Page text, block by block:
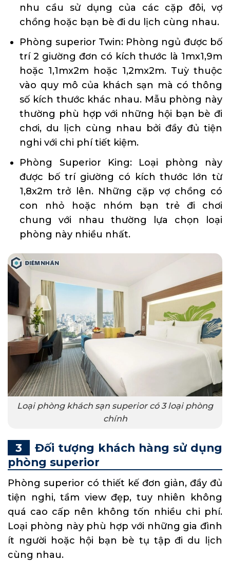
nhu cầu sử dụng của các cặp đôi, vợ
chồng hoặc bạn bè đi du lịch cùng nhau.
Phòng superior Twin: Phòng ngủ được bố
trí 2 giường đơn có kích thước là 1mx1,9m
hoặc 1,1mx2m hoặc 1,2mx2m. Tuỳ thuộc
vào quy mô của khách sạn mà có thông
số kích thước khác nhau. Mẫu phòng này
thường phù hợp với những hội bạn bè đi
chơi, du lịch cùng nhau bởi đầy đủ tiện
nghi với chi phí tiết kiệm.
Phòng Superior King: Loại phòng này
được bố trí giường có kích thước lớn từ
1,8x2m trở lên. Những cặp vợ chồng có
con nhỏ hoặc nhóm bạn trẻ đi chơi
chung với nhau thường lựa chọn loại
phòng này nhiều nhất.
Loại phòng khách sạn superior có 3 loại phòng
chính
Đối tượng khách hàng sử dụng
phòng superior
Phòng superior có thiết kế đơn giản, đầy đủ
tiện nghi, tầm view đẹp, tuy nhiên không
quá cao cấp nên không tốn nhiều chi phí.
Loại phòng này phù hợp với những gia đình
ít người hoặc hội bạn bè tụ tập đi du lịch
cùng nhau.